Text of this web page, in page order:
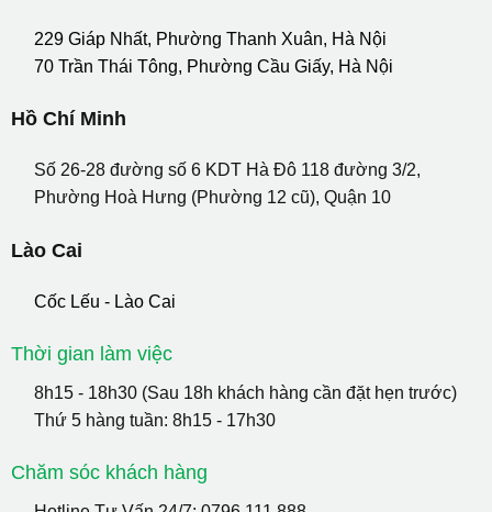
229 Giáp Nhất, Phường Thanh Xuân, Hà Nội
70 Trần Thái Tông, Phường Cầu Giấy, Hà Nội
Hồ Chí Minh
Số 26-28 đường số 6 KDT Hà Đô 118 đường 3/2,
Phường Hoà Hưng (Phường 12 cũ), Quận 10
Lào Cai
Cốc Lếu - Lào Cai
Thời gian làm việc
8h15 - 18h30 (Sau 18h khách hàng cần đặt hẹn trước)
Thứ 5 hàng tuần: 8h15 - 17h30
Chăm sóc khách hàng